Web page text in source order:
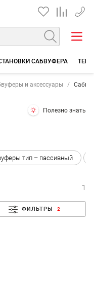
+7
САБВУФЕРА
и аксессуары
Полезно знать
тип – пассивный
1
ФИЛЬТРЫ 2